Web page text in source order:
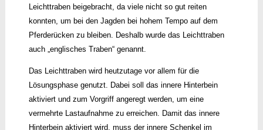
Leichttraben beigebracht, da viele nicht so gut reiten
konnten, um bei den Jagden bei hohem Tempo auf dem
Pferderücken zu bleiben. Deshalb wurde das Leichttraben
auch „englisches Traben“ genannt.
Das Leichttraben wird heutzutage vor allem für die
Lösungsphase genutzt. Dabei soll das innere Hinterbein
aktiviert und zum Vorgriff angeregt werden, um eine
vermehrte Lastaufnahme zu erreichen. Damit das innere
Hinterbein aktiviert wird, muss der innere Schenkel im